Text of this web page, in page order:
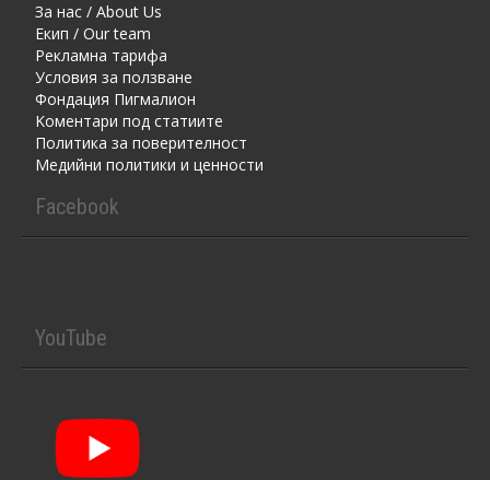
За нас / About Us
Екип / Our team
Рекламна тарифа
Условия за ползване
Фондация Пигмалион
Kоментaри под статиите
Политика за поверителност
Медийни политики и ценности
Facebook
YouTube